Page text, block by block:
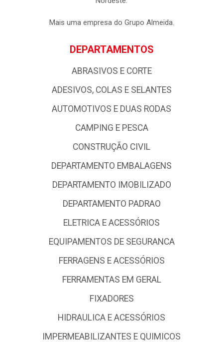
Mais uma empresa do Grupo Almeida.
DEPARTAMENTOS
ABRASIVOS E CORTE
ADESIVOS, COLAS E SELANTES
AUTOMOTIVOS E DUAS RODAS
CAMPING E PESCA
CONSTRUÇÃO CIVIL
DEPARTAMENTO EMBALAGENS
DEPARTAMENTO IMOBILIZADO
DEPARTAMENTO PADRAO
ELETRICA E ACESSÓRIOS
EQUIPAMENTOS DE SEGURANCA
FERRAGENS E ACESSÓRIOS
FERRAMENTAS EM GERAL
FIXADORES
HIDRAULICA E ACESSÓRIOS
IMPERMEABILIZANTES E QUIMICOS